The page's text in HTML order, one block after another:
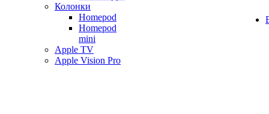
Колонки
Homepod
Homepod
mini
Apple TV
Apple Vision Pro